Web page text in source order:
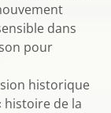
dans
pour
historique
histoire de la